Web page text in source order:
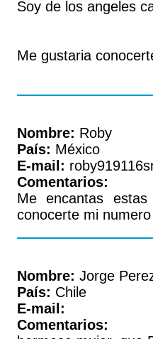
Soy de los angeles
Me gustaria
Nombre: Roby
País: México
E-mail:
Comentarios:
Me encantas
conocerte mi
Nombre: Jorge
País: Chile
E-mail:
Comentarios: